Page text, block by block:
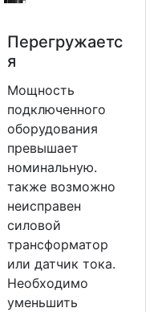
Перегружаетс
я
Мощность
подключенного
оборудования
превышает
номинальную.
также возможно
неисправен
силовой
трансформатор
или датчик тока.
Необходимо
уменьшить